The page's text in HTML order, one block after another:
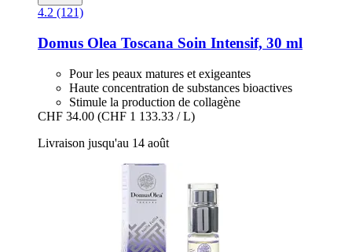
4.2 (121)
Domus Olea Toscana Soin Intensif, 30 ml
Pour les peaux matures et exigeantes
Haute concentration de substances bioactives
Stimule la production de collagène
CHF 34.00 (CHF 1 133.33 / L)
Livraison jusqu'au 14 août